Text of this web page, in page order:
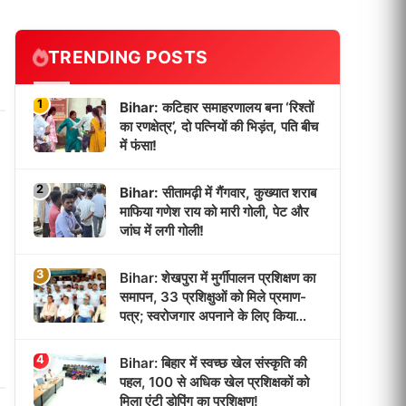
TRENDING POSTS
1
Bihar: कटिहार समाहरणालय बना ‘रिश्तों
का रणक्षेत्र’, दो पत्नियों की भिड़ंत, पति बीच
में फंसा!
2
Bihar: सीतामढ़ी में गैंगवार, कुख्यात शराब
माफिया गणेश राय को मारी गोली, पेट और
जांघ में लगी गोली!
3
Bihar: शेखपुरा में मुर्गीपालन प्रशिक्षण का
समापन, 33 प्रशिक्षुओं को मिले प्रमाण-
पत्र; स्वरोजगार अपनाने के लिए किया
4
Bihar: बिहार में स्वच्छ खेल संस्कृति की
पहल, 100 से अधिक खेल प्रशिक्षकों को
मिला एंटी डोपिंग का प्रशिक्षण!